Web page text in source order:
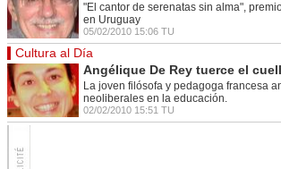
"El cantor de serenatas sin alma",
en Uruguay
05/02/2010 15:06 TU
Cultura al Día
Angélique De Rey tuerce el
La joven filósofa y pedagoga francesa
neoliberales en la educación.
02/02/2010 15:51 TU